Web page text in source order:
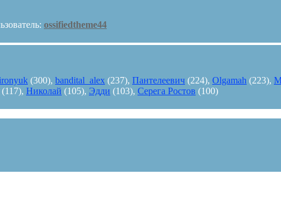
ossifiedtheme44
(300), bandital_alex (237), Пантелеевич (224), Olgamah (223),
(117), Николай (105), Эдди (103), Серега Ростов (100)